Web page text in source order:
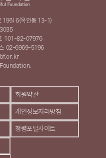
회원약관
개인정보처리방침
청렴포털사이트
19길 6(옥인동 13-1)
101-82-07976
02-6969-5196